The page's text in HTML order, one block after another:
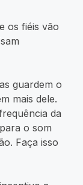
os fiéis vão
guardem o
mais dele.
da
o som
Faça isso